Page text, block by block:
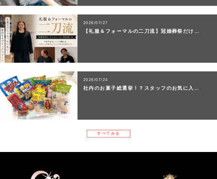
2026/07/27
【礼服＆フォーマルの二刀流】冠婚葬祭だけ…
2026/07/24
社内のお菓子総選挙！？スタッフのお気に入…
すべてみる